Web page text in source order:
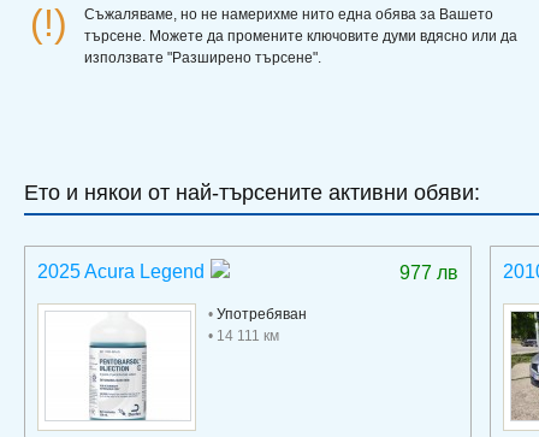
(!)
Съжаляваме, но не намерихме нито една обява за Вашето
търсене. Можете да промените ключовите думи вдясно или да
използвате "Разширено търсене".
Ето и някои от най-търсените активни обяви:
977 лв
2025 Acura Legend
• Употребяван
• 14 111 км